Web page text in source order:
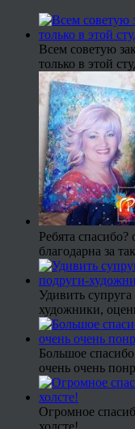
Всем советую
только в этой
Ребята
благодарна за
Удивить
художники,
Большое
очень очень
Огромное
холсте!